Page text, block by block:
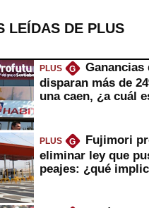
LEÍDAS DE PLUS
PLUS G
Ganancias
disparan más de
una caen, ¿a cuál
PLUS G
Fujimori
eliminar ley que
peajes: ¿qué